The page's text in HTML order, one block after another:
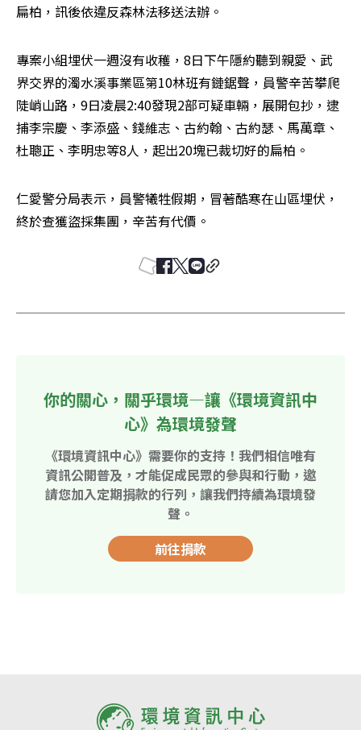
扁柏，訊後依違反森林法移送法辦。
專案小組埋伏一週沒有收穫，8日下午隱約聽到親愛、武
界交界的濁水溪事業區第10林班有鏈鋸聲，員警辛苦攀爬
陡峭山路，9日凌晨2:40發現2部可疑車輛，展開包抄，逮
捕李宗慶、李添盛、錢維志、古約翰、古約瑟、馬萬章、
杜聰正、李明忠等8人，起出20塊已裁切好的扁柏。
仁愛警分局表示，員警犧牲假期，冒著酷寒在山區埋伏，
終於查獲盜採集團，辛苦有代價。
你的關心，關乎環境—讓《環境資訊中
心》為環境發聲
《環境資訊中心》需要你的支持！我們相信唯有
資訊公開普及，才能促成民眾的參與和行動，邀
請您加入定期捐款的行列，讓我們持續為環境發
聲。
前往捐款